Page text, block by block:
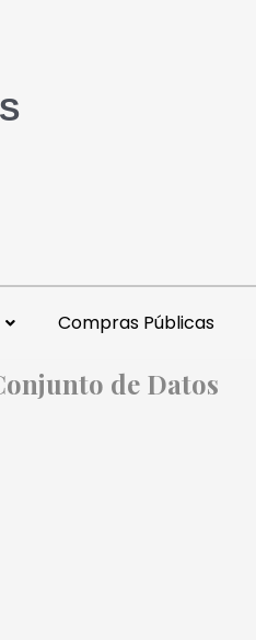
Compras Públicas
de Datos